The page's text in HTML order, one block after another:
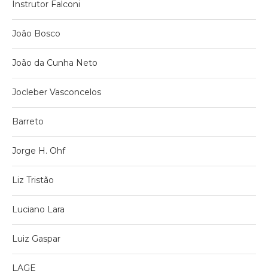
Instrutor Falconi
João Bosco
João da Cunha Neto
Jocleber Vasconcelos
Barreto
Jorge H. Ohf
Liz Tristão
Luciano Lara
Luiz Gaspar
LAGE